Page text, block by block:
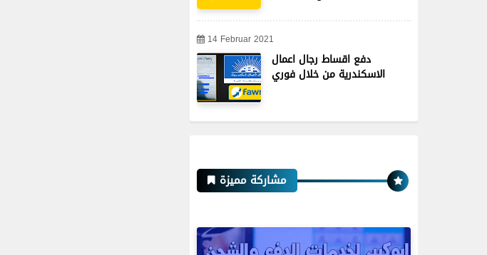
14 Februar 2021
دفع اقساط رجال اعمال
الاسكندرية من خلال فوري
مشاركة مميزة